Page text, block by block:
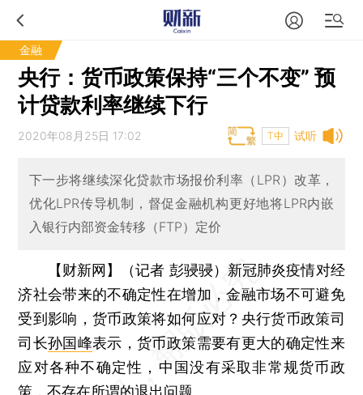
金融
央行：货币政策保持“三个不变” 预
计贷款利率继续下行
试听
2020年08月25日 17:02 T中
下一步将继续深化贷款市场报价利率（LPR）改革，
优化LPR传导机制，督促金融机构更好地将LPR内嵌
入银行内部资金转移（FTP）定价
【财新网】（记者 彭骎骎） 新冠肺炎疫情对经
济社会带来的不确定性在增加，金融市场不可避免
受到影响，货币政策将如何应对？央行货币政策司
司长孙国峰表示，货币政策需要有更大的确定性来
应对各种不确定性，中国没有采取非常规货币政
策，不存在所谓的退出问题。